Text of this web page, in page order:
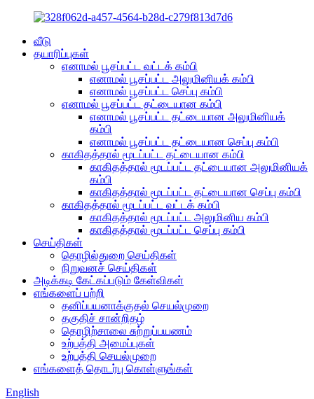
வீடு
தயாரிப்புகள்
எனாமல் பூசப்பட்ட வட்டக் கம்பி
எனாமல் பூசப்பட்ட அலுமினியக் கம்பி
எனாமல் பூசப்பட்ட செப்பு கம்பி
எனாமல் பூசப்பட்ட தட்டையான கம்பி
எனாமல் பூசப்பட்ட தட்டையான அலுமினியக்
கம்பி
எனாமல் பூசப்பட்ட தட்டையான செப்பு கம்பி
காகிதத்தால் மூடப்பட்ட தட்டையான கம்பி
காகிதத்தால் மூடப்பட்ட தட்டையான அலுமினியக்
கம்பி
காகிதத்தால் மூடப்பட்ட தட்டையான செப்பு கம்பி
காகிதத்தால் மூடப்பட்ட வட்டக் கம்பி
காகிதத்தால் மூடப்பட்ட அலுமினிய கம்பி
காகிதத்தால் மூடப்பட்ட செப்பு கம்பி
செய்திகள்
தொழில்துறை செய்திகள்
நிறுவனச் செய்திகள்
அடிக்கடி கேட்கப்படும் கேள்விகள்
எங்களைப் பற்றி
தனிப்பயனாக்குதல் செயல்முறை
தகுதிச் சான்றிதழ்
தொழிற்சாலை சுற்றுப்பயணம்
உற்பத்தி அமைப்புகள்
உற்பத்தி செயல்முறை
எங்களைத் தொடர்பு கொள்ளுங்கள்
English